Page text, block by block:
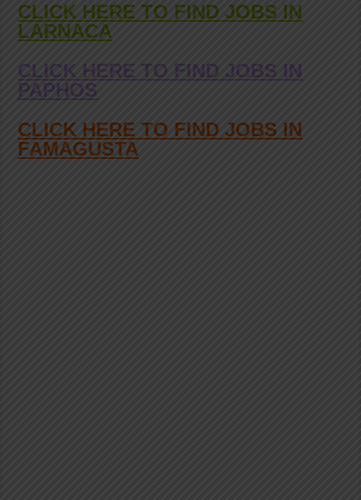
CLICK HERE TO FIND JOBS IN
LARNACA
CLICK HERE TO FIND JOBS IN
PAPHOS
CLICK HERE TO FIND JOBS IN
FAMAGUSTA